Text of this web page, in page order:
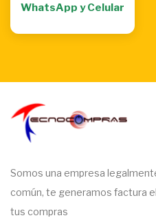
WhatsApp y Celular
Somos una empresa
común, te generamos factura
tus compras